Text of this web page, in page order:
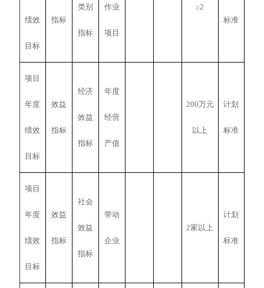
绩效
目标
指标
类别
指标
作业
项目
≥2
标准
项目
年度
绩效
目标
效益
指标
经济
效益
指标
年度
经营
产值
200万元
以上
计划
标准
项目
年度
绩效
目标
效益
指标
社会
效益
指标
带动
企业
2家以上
计划
标准